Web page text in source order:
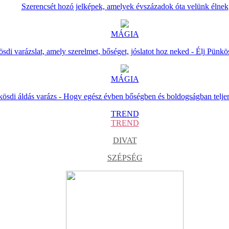
Szerencsét hozó jelképek, amelyek évszázadok óta velünk élnek
MÁGIA
varázslat, amely szerelmet, bőséget, jóslatot hoz neked - Élj
MÁGIA
áldás varázs - Hogy egész évben bőségben és boldogságban
TREND
TREND
DIVAT
SZÉPSÉG